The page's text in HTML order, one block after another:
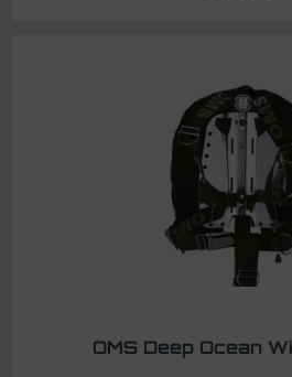
OMS Deep Ocean